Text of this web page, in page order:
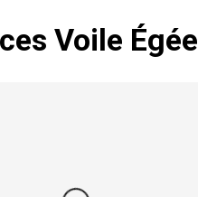
Voile Égée